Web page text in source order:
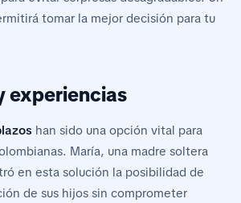
tomar la mejor decisión para tu
experiencias
han sido una opción vital para
María, una madre soltera
en esta solución la posibilidad de
de sus hijos sin comprometer